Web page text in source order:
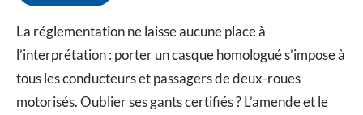
La réglementation ne laisse aucune place à
l’interprétation : porter un casque homologué s’impose à
tous les conducteurs et passagers de deux-roues
motorisés. Oublier ses gants certifiés ? L’amende et le